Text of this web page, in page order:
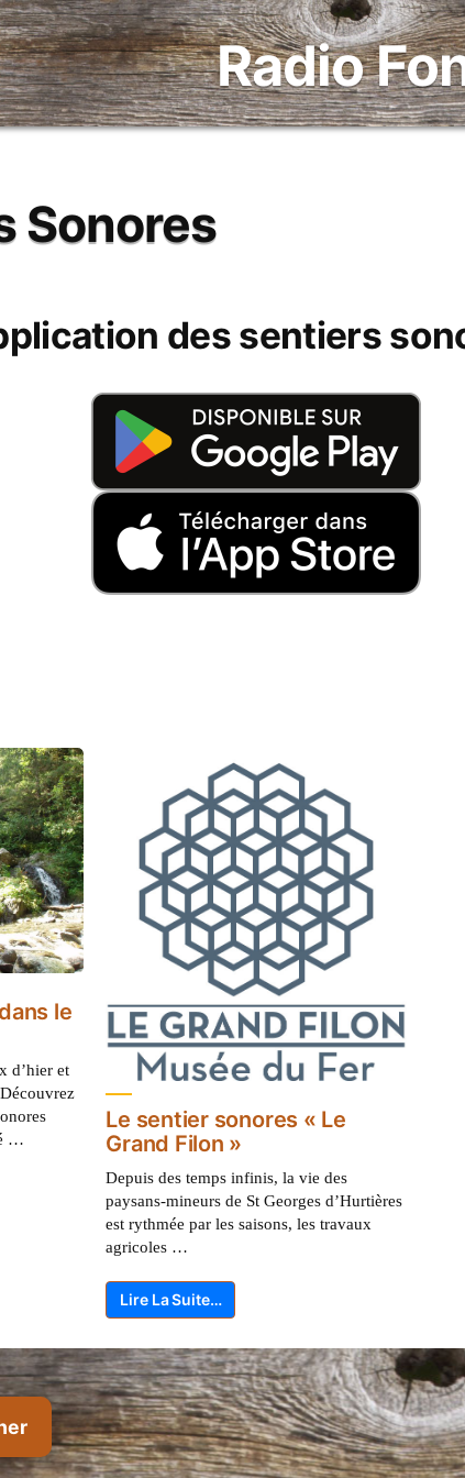
Radio
Sonores
des sentiers
le
d’hier et
…
Le sentier sonores « Le
Grand Filon »
Depuis des temps infinis, la vie des
paysans-mineurs de St Georges d’Hurtières
est rythmée par les saisons, les travaux
agricoles …
Lire La Suite…